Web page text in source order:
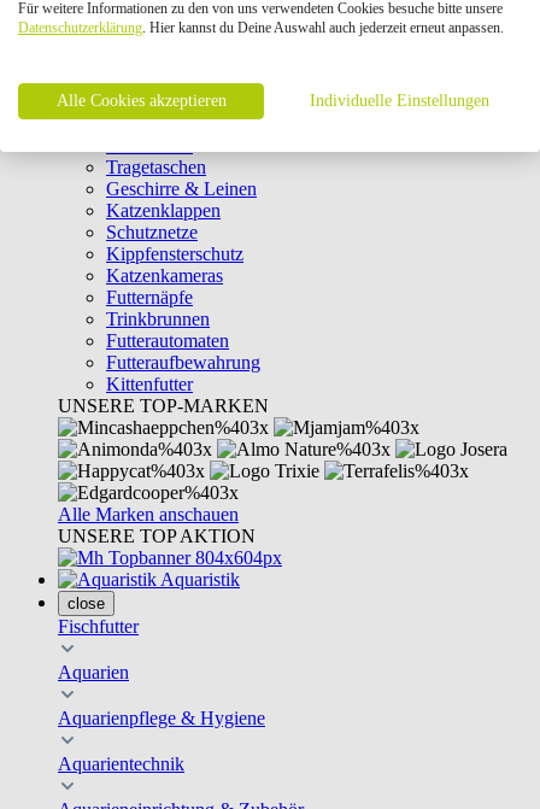
Intelligenzspielzeug
Laserpointer & Elektrospielzeug
Clicker & Target Sticks für Katzen
Weiteres Katzenspielzeug
Transportboxen
Tragetaschen
Geschirre & Leinen
Katzenklappen
Schutznetze
Kippfensterschutz
Katzenkameras
Futternäpfe
Trinkbrunnen
Futterautomaten
Futteraufbewahrung
Kittenfutter
UNSERE TOP-MARKEN
Alle Marken anschauen
UNSERE TOP AKTION
Aquaristik
close
Fischfutter
Aquarien
Aquarienpflege & Hygiene
Aquarientechnik
Für weitere Informationen zu den von uns verwendeten Cookies besuche bitte unsere
Datenschutzerklärung. Hier kannst du Deine Auswahl auch jederzeit erneut anpassen.
Alle Cookies akzeptieren Individuelle Einstellungen